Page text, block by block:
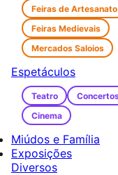
Feiras de Artesanato
Feiras Medievais
Mercados Saloios
Espetáculos
Teatro
Cinema
Miúdos e Família
Exposições
Diversos